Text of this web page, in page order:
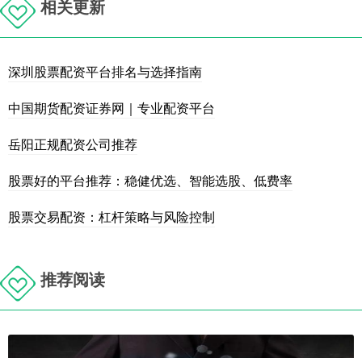
相关更新
深圳股票配资平台排名与选择指南
中国期货配资证券网｜专业配资平台
岳阳正规配资公司推荐
股票好的平台推荐：稳健优选、智能选股、低费率
股票交易配资：杠杆策略与风险控制
推荐阅读